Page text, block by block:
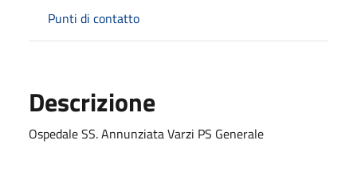
Punti di contatto
Descrizione
Ospedale SS. Annunziata Varzi PS Generale